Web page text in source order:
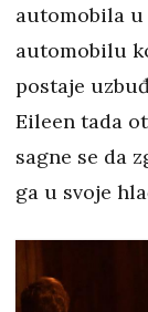
automobila
automobilu
postaje
Eileen tada
sagne se da
ga u svoje